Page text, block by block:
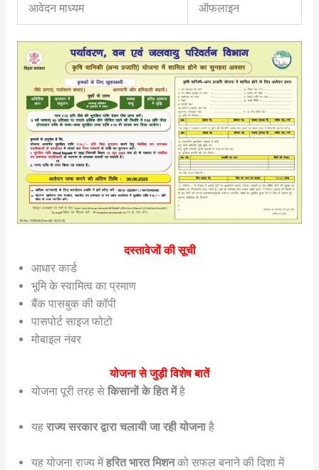
आवेदन माध्यम ऑफलाइन
दस्तावेजों की सूची
आधार कार्ड
भूमि के स्वामित्व का प्रमाण
बैंक पासबुक की कॉपी
पासपोर्ट साइज फोटो
मोबाइल नंबर
योजना से जुड़ी विशेष बातें
योजना पूरी तरह से किसानों के हित मेंहै
यह राज्य सरकार द्वारा चलायी जा रही योजनाहै
यह योजना राज्य मेंहरित भारत मिशनको सफल बनाने की दिशा में